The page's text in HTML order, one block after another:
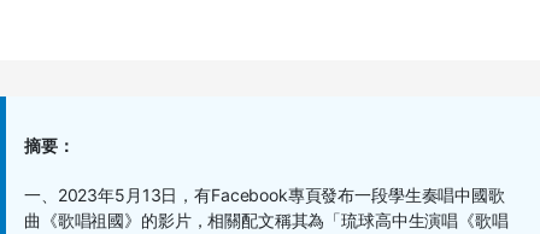
摘要：
一、 2023年5 月13日，有Facebook專頁發布一段學生奏唱中國歌
曲《歌唱祖國》的影片，相關配文稱其為「琉球高中生演唱《歌唱